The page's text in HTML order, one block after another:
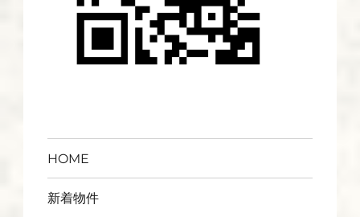
HOME
新着物件